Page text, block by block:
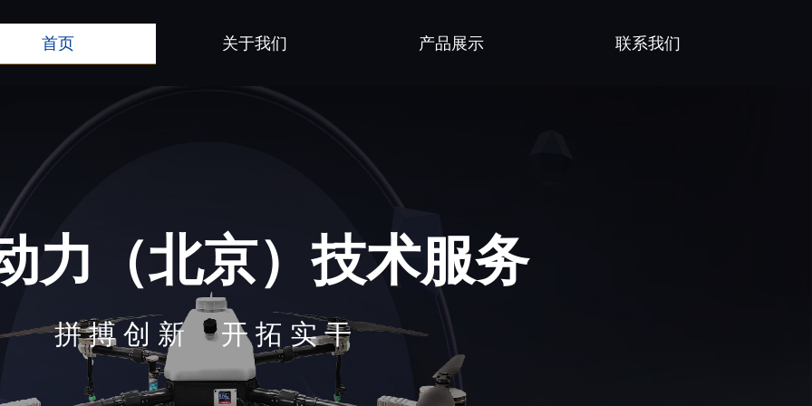
首页 关于我们 产品展示 联系我们
拼 搏 创 新 开 拓 实 干
力（北京）技术服务